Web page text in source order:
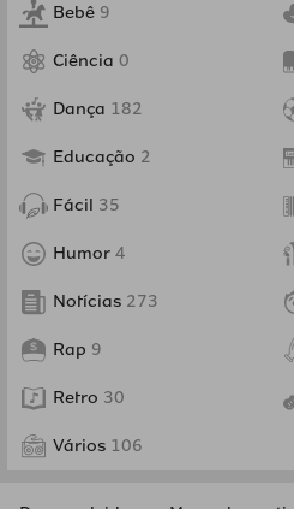
Bebê 9
Ciência 0
Dança 182
Educação 2
Fácil 35
Humor 4
Notícias 273
Rap 9
Retro 30
Vários 106